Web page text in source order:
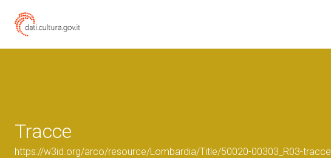
Tracce
https://w3id.org/arco/resource/Lombardia/Title/50020-00303_R03-tracce